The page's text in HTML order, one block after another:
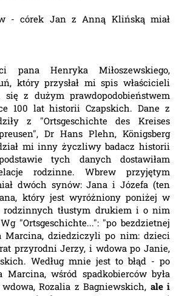
- córek Jan z Anną Klińską miał
pana Henryka Miłoszewskiego,
który przysłał mi spis właścicieli
się z dużym prawdopodobieństwem
100 lat historii Czapskich. Dane z
z "Ortsgeschichte des Kreises
Dr Hans Plehn, Königsberg
mi inny życzliwy badacz historii
tych danych dostawiłam
rodzinne. Wbrew przyjętym
dwóch synów: Jana i Józefa (ten
który jest wyróżniony poniżej w
rodzinnych tłustym drukiem i o nim
"Ortsgeschichte...": "po bezdzietnej
Marcina, dziedziczyli po nim: dzieci
przyrodni Jerzy, i wdowa po Janie,
Według mnie jest to błąd - po
Marcina, wśród spadkobierców była
Rozalia z Bagniewskich, ale i